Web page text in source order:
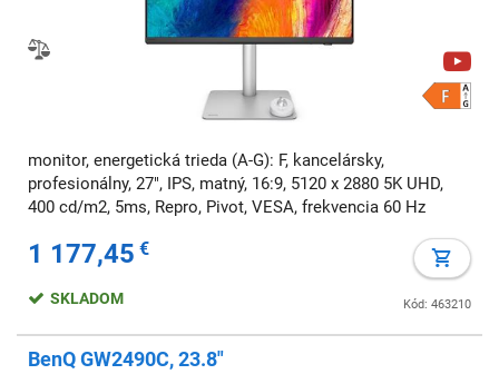
monitor, energetická trieda (A-G): F, kancelársky,
profesionálny, 27", IPS, matný, 16:9, 5120 x 2880 5K UHD,
400 cd/m2, 5ms, Repro, Pivot, VESA, frekvencia 60 Hz
1 177,45 €
Kód: 463210
SKLADOM
BenQ GW2490C, 23.8"